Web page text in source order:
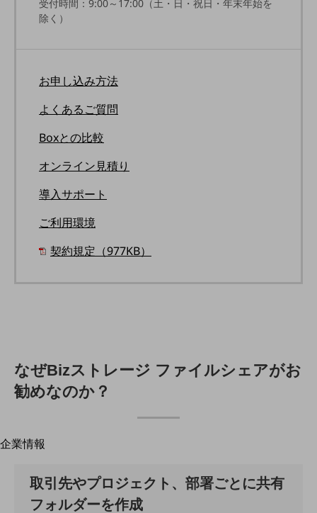
その他のお悩みはこちら
地域産業
その他の業界はこちら
ゲーム感覚で見つける
ビジネスお悩み診断
NTTドコモビジネス
オンラインショップ
モバイル・ICTサービスをオンラインで
100回線以上のお問い合わせ・お見積りはこちら
別ウィンドウで開きます
企業情報
会社案内
会社案内TOP
受付時間：9:00～17:00（土・日・祝日・年末年始を
除く）
お申し込み方法
よくあるご質問
Boxとの比較
オンライン見積り
導入サポート
ご利用環境
契約規定（977KB）
なぜBizストレージ ファイルシェアがお
勧めなのか？
取引先やプロジェクト、部署ごとに共有
フォルダーを作成